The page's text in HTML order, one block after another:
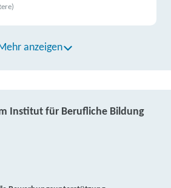
anzeigen
Institut für Berufliche Bildung